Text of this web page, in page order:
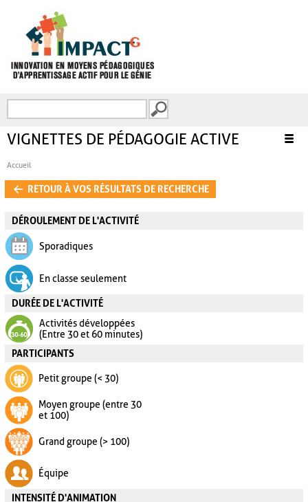
FORMULAIRE DE
VIGNETTES DE PÉDAGOGIE ACTIVE
Accueil
RETOUR À VOS RÉSULTATS DE RECHERCHE
DÉROULEMENT DE L'ACTIVITÉ
Sporadiques
En classe seulement
DURÉE DE L'ACTIVITÉ
Activités développées
(Entre 30 et 60 minutes)
PARTICIPANTS
Petit groupe (< 30)
Moyen groupe (entre 30
et 100)
Grand groupe (> 100)
Équipe
INTENSITÉ D'ANIMATION